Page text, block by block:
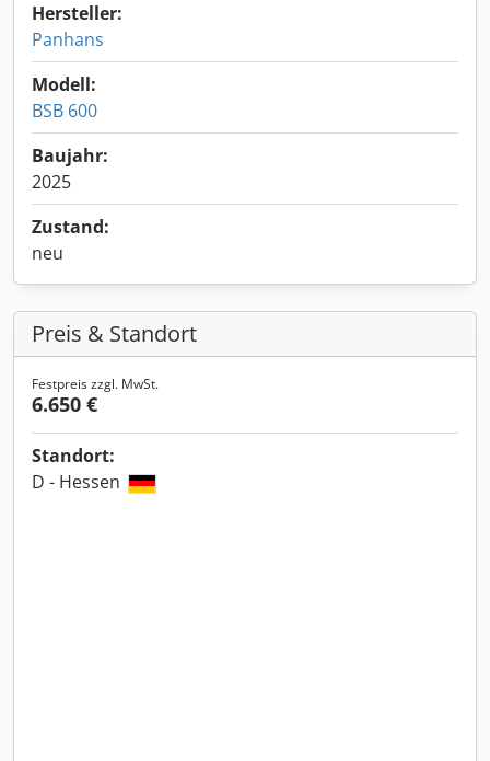
Hersteller:
Panhans
Modell:
BSB 600
Baujahr:
2025
Zustand:
neu
Preis & Standort
Festpreis zzgl. MwSt.
6.650 €
Standort:
D - Hessen